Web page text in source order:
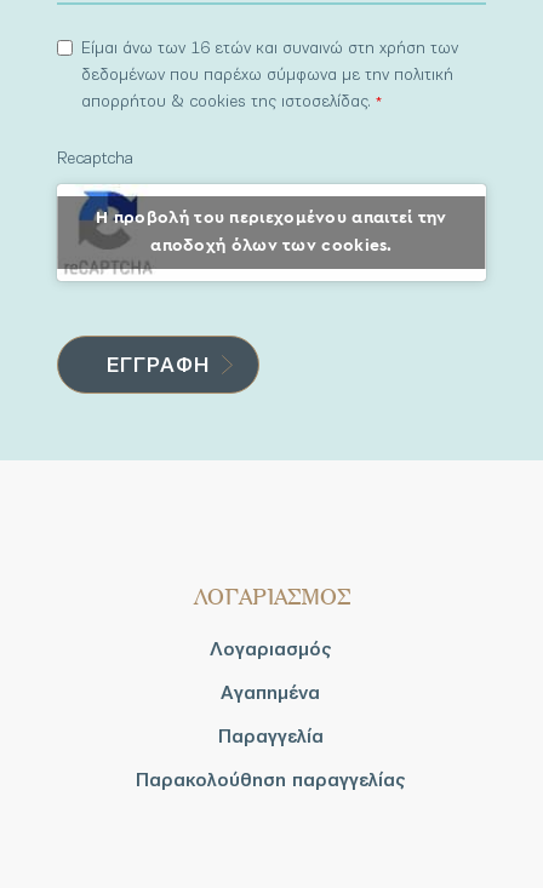
Είμαι άνω των 16 ετών και συναινώ στη χρήση των
δεδομένων που παρέχω σύμφωνα με την πολιτική
απορρήτου & cookies της ιστοσελίδας.*
Recaptcha
Η προβολή του περιεχομένου απαιτεί την
αποδοχή όλων των cookies.
ΛΟΓΑΡΙΑΣΜΟΣ
Λογαριασμός
Αγαπημένα
Παραγγελία
Παρακολούθηση παραγγελίας